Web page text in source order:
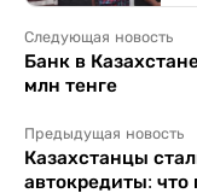
Следующая новость
Банк в
млн тенге
Предыдущая новость
Казахстанцы
автокредиты: что